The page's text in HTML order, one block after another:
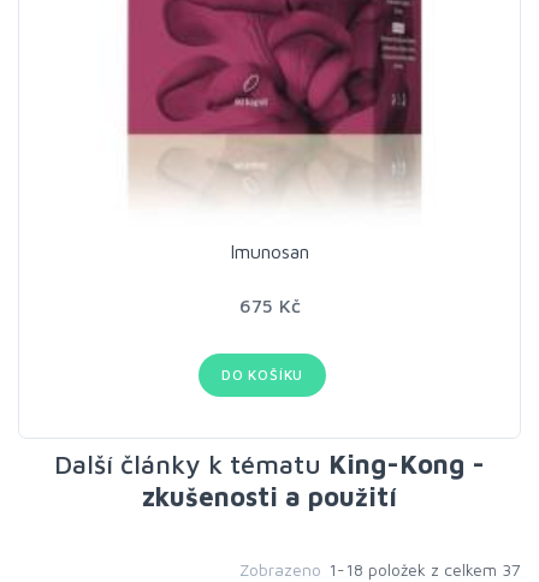
Imunosan
675 Kč
DO KOŠÍKU
Další články k tématu King-Kong -
zkušenosti a použití
Zobrazeno 1-18 položek z celkem 37